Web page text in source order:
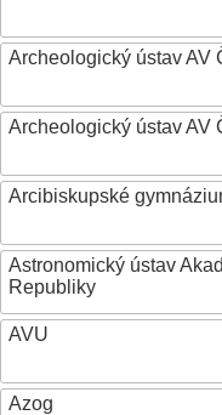
Archeologický ústav AV
Archeologický ústav AV
Arcibiskupské
Astronomický ústav
Republiky
AVU
Azog